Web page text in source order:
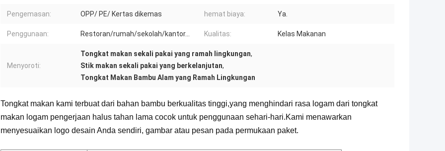
Pengemasan: OPP/ PE/ Kertas dikemas hemat biaya: Ya.
Penggunaan: Restoran/rumah/sekolah/kantor... Kualitas: Kelas Makanan
Menyoroti:
Tongkat makan sekali pakai yang ramah lingkungan,
Stik makan sekali pakai yang berkelanjutan,
Tongkat Makan Bambu Alam yang Ramah Lingkungan
Tongkat makan kami terbuat dari bahan bambu berkualitas tinggi,yang menghindari rasa logam dari tongkat
makan logam pengerjaan halus tahan lama cocok untuk penggunaan sehari-hari.Kami menawarkan
menyesuaikan logo desain Anda sendiri, gambar atau pesan pada permukaan paket.